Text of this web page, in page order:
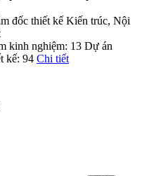
đốc thiết kế Kiến trúc, Nội
kinh nghiệm: 13 Dự án
kế: 94 Chi tiết